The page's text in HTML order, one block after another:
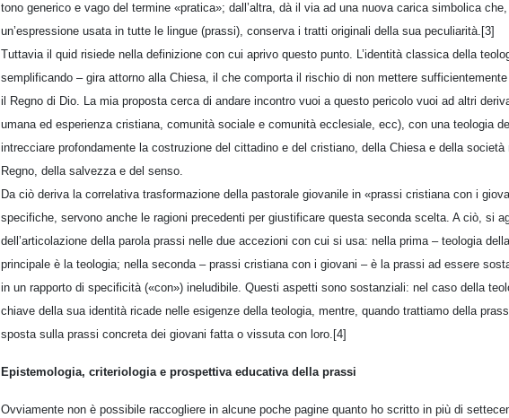
tono generico e vago del termine «pratica»; dall’altra, dà il via ad una nuova carica simbolica
un’espressione usata in tutte le lingue (prassi), conserva i tratti originali della sua peculiarità.[3]
Tuttavia il quid risiede nella definizione con cui aprivo questo punto. L’identità classica della
semplificando – gira attorno alla Chiesa, il che comporta il rischio di non mettere
il Regno di Dio. La mia proposta cerca di andare incontro vuoi a questo pericolo vuoi ad altri
umana ed esperienza cristiana, comunità sociale e comunità ecclesiale, ecc), con una teologia
intrecciare profondamente la costruzione del cittadino e del cristiano, della Chiesa e della società
Regno, della salvezza e del senso.
Da ciò deriva la correlativa trasformazione della pastorale giovanile in «prassi cristiana con i
specifiche, servono anche le ragioni precedenti per giustificare questa seconda scelta. A ciò, si
dell’articolazione della parola prassi nelle due accezioni con cui si usa: nella prima – teologia
principale è la teologia; nella seconda – prassi cristiana con i giovani – è la prassi ad essere
in un rapporto di specificità («con») ineludibile. Questi aspetti sono sostanziali: nel caso della
chiave della sua identità ricade nelle esigenze della teologia, mentre, quando trattiamo della
sposta sulla prassi concreta dei giovani fatta o vissuta con loro.[4]
Epistemologia, criteriologia e prospettiva educativa della prassi
Ovviamente non è possibile raccogliere in alcune poche pagine quanto ho scritto in più di